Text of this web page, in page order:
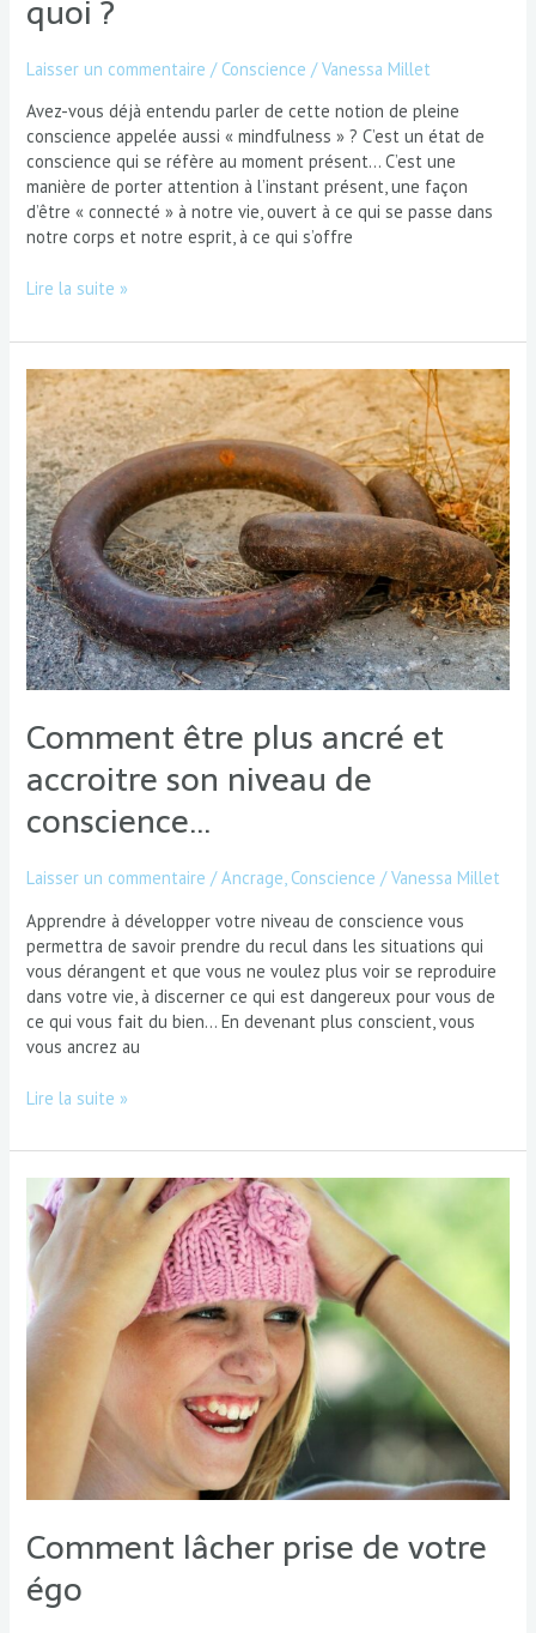
quoi ?
Laisser un commentaire / Conscience /Vanessa Millet
Avez-vous déjà entendu parler de cette notion de pleine
conscience appelée aussi « mindfulness » ? C’est un état de
conscience qui se réfère au moment présent… C’est une
manière de porter attention à l’instant présent, une façon
d’être « connecté » à notre vie, ouvert à ce qui se passe dans
notre corps et notre esprit, à ce qui s’offre
Lire la suite »
Comment être plus ancré et
accroitre son niveau de
conscience…
Laisser un commentaire /Ancrage, Conscience /Vanessa Millet
Apprendre à développer votre niveau de conscience vous
permettra de savoir prendre du recul dans les situations qui
vous dérangent et que vous ne voulez plus voir se reproduire
dans votre vie, à discerner ce qui est dangereux pour vous de
ce qui vous fait du bien… En devenant plus conscient, vous
vous ancrez au
Comment
être
plus
ancré
et
accroitre
son
niveau
de
conscience…
Lire la suite »
Comment lâcher prise de votre
égo
Comment
lâcher
prise
de
votre
égo